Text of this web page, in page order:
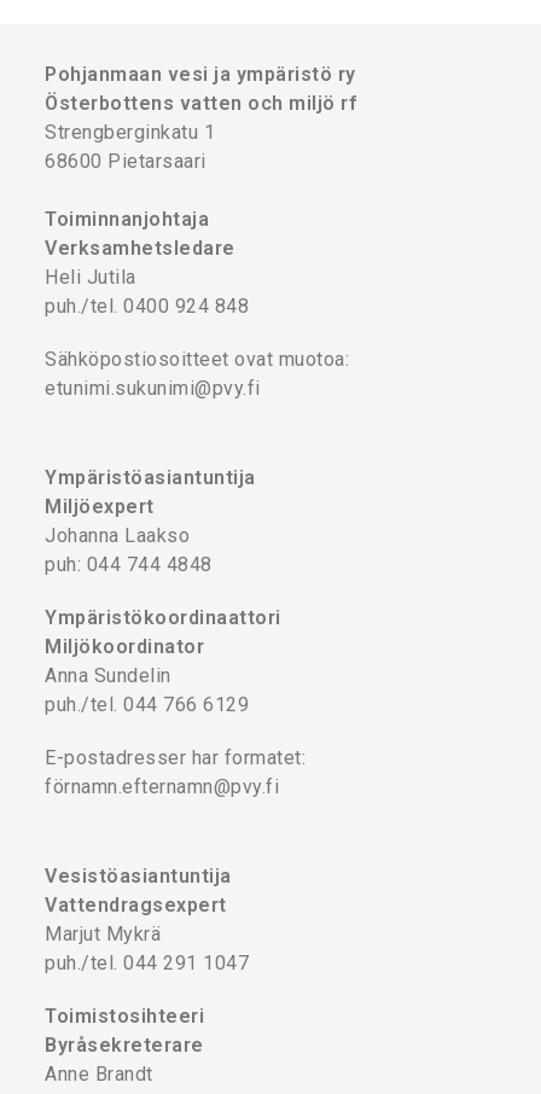
Pohjanmaan vesi ja ympäristö ry
Österbottens vatten och miljö rf
Strengberginkatu 1
68600 Pietarsaari
Toiminnanjohtaja
Verksamhetsledare
Heli Jutila
puh./tel. 0400 924 848
Sähköpostiosoitteet ovat muotoa:
etunimi.sukunimi@pvy.fi
Ympäristöasiantuntija
Miljöexpert
Johanna Laakso
puh: 044 744 4848
Ympäristökoordinaattori
Miljökoordinator
Anna Sundelin
puh./tel. 044 766 6129
E-postadresser har formatet:
förnamn.efternamn@pvy.fi
Vesistöasiantuntija
Vattendragsexpert
Marjut Mykrä
puh./tel. 044 291 1047
Toimistosihteeri
Byråsekreterare
Anne Brandt